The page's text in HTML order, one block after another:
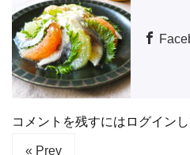
コメントを残すにはログインし
« Prev